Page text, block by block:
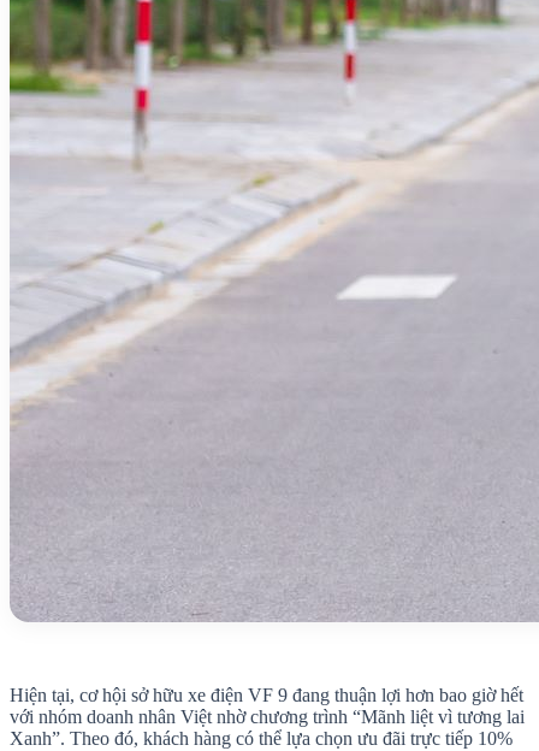
Hiện tại, cơ hội sở hữu xe điện VF 9 đang thuận lợi hơn bao giờ hết
với nhóm doanh nhân Việt nhờ chương trình “Mãnh liệt vì tương lai
Xanh”. Theo đó, khách hàng có thể lựa chọn ưu đãi trực tiếp 10%